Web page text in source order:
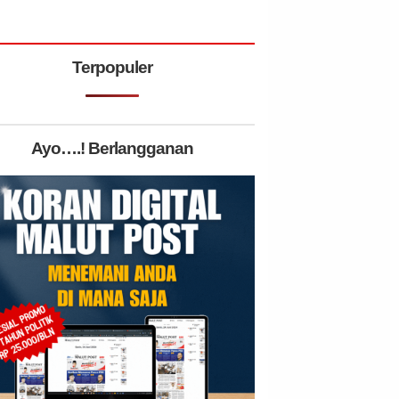
Terpopuler
Ayo….! Berlangganan